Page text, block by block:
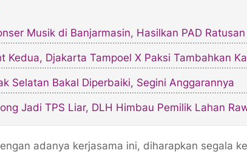
Musik di Banjarmasin, Hasilkan PAD
Kedua, Djakarta Tampoel X Paksi Tambahkan
Selatan Bakal Diperbaiki, Segini Anggarannya
Jadi TPS Liar, DLH Himbau Pemilik Lahan
adanya kerjasama ini, diharapkan segala